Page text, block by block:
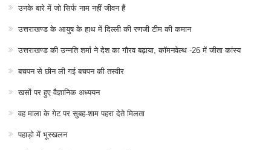
उनके बारे में जो सिर्फ नाम नहीं जीवन हैं
उत्तराखण्ड के आयुष के हाथ में दिल्ली की रणजी टीम की कमान
उत्तराखण्ड की उन्नति शर्मा ने देश का गौरव बढ़ाया, कॉमनवेल्थ -26 में जीता कांस्य
बचपन से छीन ली गई बचपन की तस्वीर
खसों पर हुए वैज्ञानिक अध्ययन
वह माला के गेट पर सुबह-शाम पहरा देते मिलता
पहाड़ो में भूस्खलन